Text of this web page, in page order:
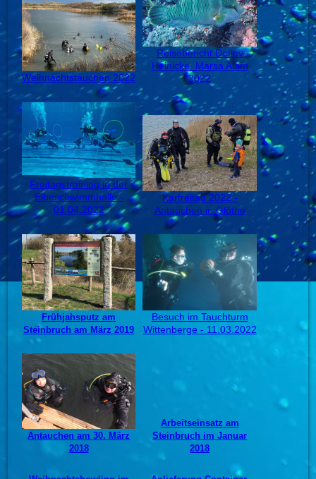
Weihnachtstauchen 2022
Reisebericht Detlev
Heinicke_Marsa Alam
2022
Freitagstraining in der
Elbeschwimmhalle -
01.04.2022
Karfreitag 2022 -
Antauchen in Glöthe
Frühjahsputz am
Steinbruch am März 2019
Besuch im Tauchturm
Wittenberge - 11.03.2022
Antauchen am 30. März
2018
Arbeitseinsatz am
Steinbruch im Januar
2018